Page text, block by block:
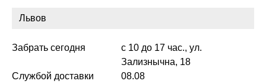
Забрать сегодня
с 10 до 17 час., ул.
Зализнычна, 18
Службой доставки
08.08